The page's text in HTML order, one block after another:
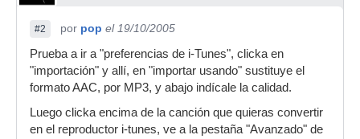
#2 por pop el 19/10/2005
Prueba a ir a "preferencias de i-Tunes", clicka en
"importación" y allí, en "importar usando" sustituye el
formato AAC, por MP3, y abajo indícale la calidad.
Luego clicka encima de la canción que quieras convertir
en el reproductor i-tunes, ve a la pestaña "Avanzado" de